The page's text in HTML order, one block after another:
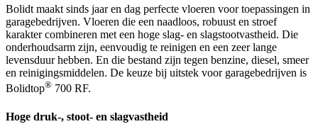
Bolidt maakt sinds jaar en dag perfecte vloeren voor toepassingen in
garagebedrijven. Vloeren die een naadloos, robuust en stroef
karakter combineren met een hoge slag- en slagstootvastheid. Die
onderhoudsarm zijn, eenvoudig te reinigen en een zeer lange
levensduur hebben. En die bestand zijn tegen benzine, diesel, smeer
en reinigingsmiddelen. De keuze bij uitstek voor garagebedrijven is
Bolidtop® 700 RF.
Hoge druk-, stoot- en slagvastheid